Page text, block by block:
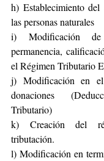
h) Establecimiento del
las personas naturales
i) Modificación
permanencia,
el Régimen Tributario
j) Modificación en
donaciones
Tributario)
k) Creación del
tributación.
l) Modificación en